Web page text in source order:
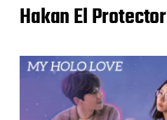
Hakan El Protector